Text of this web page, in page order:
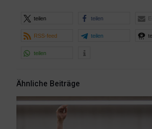
teilen teilen
RSS-feed teilen
teilen
Ähnliche Beiträge